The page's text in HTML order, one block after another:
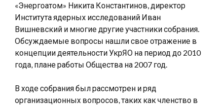
«Энергоатом» Никита Константинов, директор
Института ядерных исследований Иван
Вишневский и многие другие участники собрания.
Обсуждаемые вопросы нашли свое отражение в
концепции деятельности УкрЯО на период до 2010
года, плане работы Общества на 2007 год.
В ходе собрания был рассмотрен и ряд
организационных вопросов, таких как членство в